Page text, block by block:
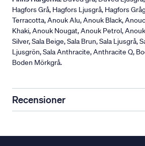
Hagfors Grå, Hagfors Ljusgrå, Hagfors
Terracotta, Anouk Alu, Anouk Black,
Khaki, Anouk Nougat, Anouk Petrol,
Silver, Sala Beige, Sala Brun, Sala Ljusgrå,
Ljusgrön, Sala Anthracite, Anthracite Q,
Boden Mörkgrå.
Recensioner